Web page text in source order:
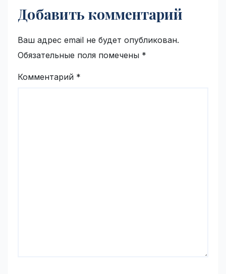
Добавить комментарий
Ваш адрес email не будет опубликован.
Обязательные поля помечены *
Комментарий *